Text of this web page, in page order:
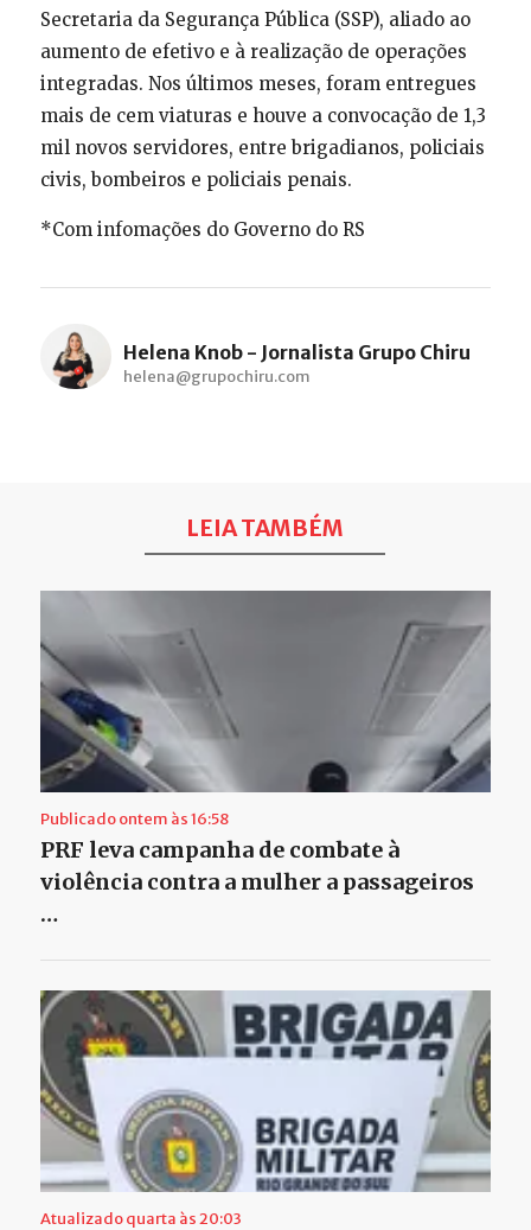
Secretaria da Segurança Pública (SSP), aliado ao
aumento de efetivo e à realização de operações
integradas. Nos últimos meses, foram entregues
mais de cem viaturas e houve a convocação de 1,3
mil novos servidores, entre brigadianos, policiais
civis, bombeiros e policiais penais.
*Com infomações do Governo do RS
Helena Knob - Jornalista Grupo Chiru
helena@grupochiru.com
LEIA TAMBÉM
Publicado ontem às 16:58
PRF leva campanha de combate à
violência contra a mulher a passageiros
…
Atualizado quarta às 20:03